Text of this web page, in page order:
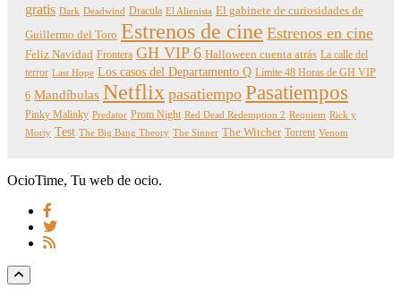
gratis Dark Deadwind Dracula El Alienista El gabinete de curiosidades de
Guillermo del Toro Estrenos de cine Estrenos en cine
Feliz Navidad Frontera GH VIP 6 Halloween cuenta atrás La calle del
terror Last Hope Los casos del Departamento Q Límite 48 Horas de GH VIP
6 Mandíbulas Netflix pasatiempo Pasatiempos
Pinky Malinky Predator Prom Night Red Dead Redemption 2 Requiem Rick y
Morty Test The Big Bang Theory The Sinner The Witcher Torrent Venom
OcioTime, Tu web de ocio.